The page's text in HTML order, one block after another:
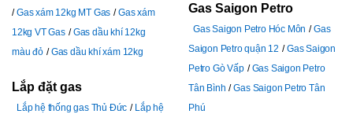
Gas xám 12kg MT Gas
Gas xám
12kg VT Gas
Gas dầu khí 12kg
màu đỏ
Gas dầu khí xám 12kg
Lắp đặt gas
Lắp hệ thống gas Thủ Đức
Lắp hệ
Gas Saigon Petro
Gas Saigon Petro Hóc Môn
Gas
Saigon Petro quận 12
Gas Saigon
Petro Gò Vấp
Gas Saigon Petro
Tân Bình
Gas Saigon Petro Tân
Phú